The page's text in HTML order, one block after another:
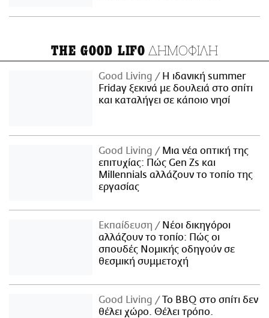
THE GOOD LIFO ΔΗΜΟΦΙΛΗ
Good Living
Η ιδανική summer
Friday ξεκινά με δουλειά στο σπίτι
και καταλήγει σε κάποιο νησί
Good Living
Μια νέα οπτική της
επιτυχίας: Πώς Gen Zs και
Millennials αλλάζουν το τοπίο της
εργασίας
Εκπαίδευση
Νέοι δικηγόροι
αλλάζουν το τοπίο: Πώς οι
σπουδές Νομικής οδηγούν σε
θεσμική συμμετοχή
Good Living
Το BBQ στο σπίτι δεν
θέλει χώρο. Θέλει τρόπο.